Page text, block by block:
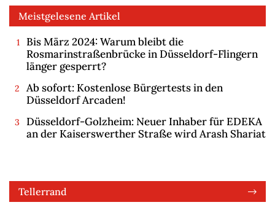
Meistgelesene Artikel
Bis März 2024: Warum bleibt die
Rosmarinstraßenbrücke in Düsseldorf-Flingern
länger gesperrt?
Ab sofort: Kostenlose Bürgertests in den
Düsseldorf Arcaden!
Düsseldorf-Golzheim: Neuer Inhaber für EDEKA
an der Kaiserswerther Straße wird Arash Shariat
Tellerrand